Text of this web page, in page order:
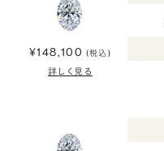
¥148,100 (税込)
詳しく見る